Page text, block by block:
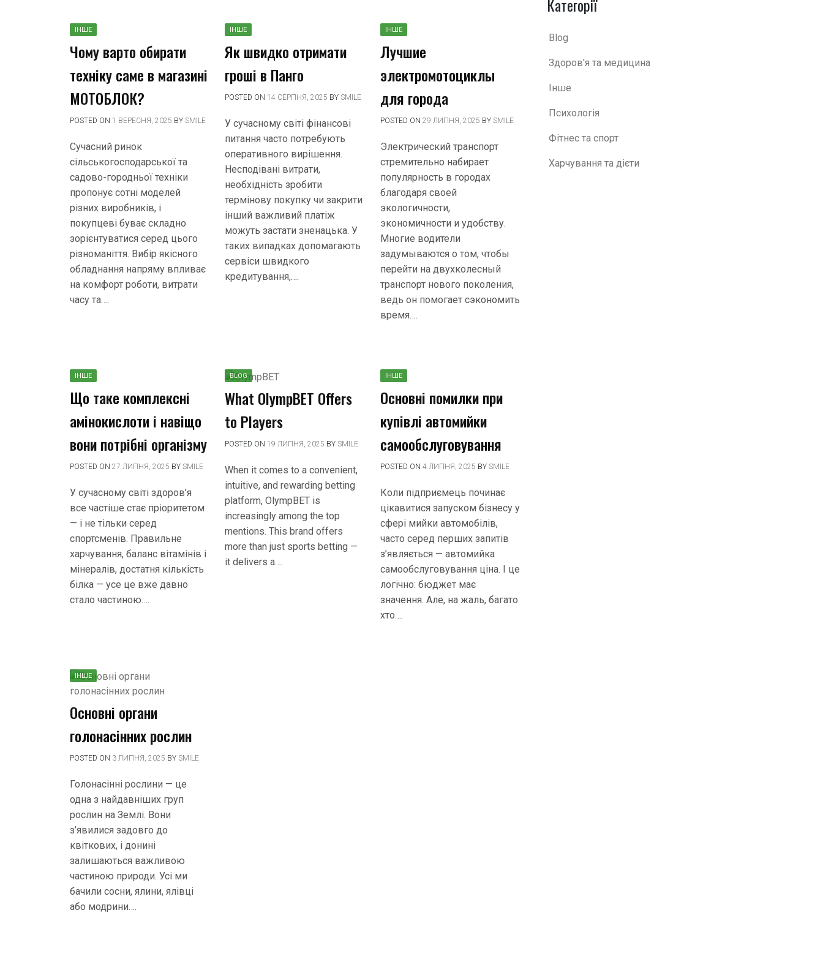
ІНШЕ
Чому варто обирати
техніку саме в магазині
МОТОБЛОК?
POSTED ON 1 ВЕРЕСНЯ, 2025 BY SMILE
Сучасний ринок
сільськогосподарської та
садово-городньої техніки
пропонує сотні моделей
різних виробників, і
покупцеві буває складно
зорієнтуватися серед цього
різноманіття. Вибір якісного
обладнання напряму впливає
на комфорт роботи, витрати
часу та….
ІНШЕ
Як швидко отримати
гроші в Панго
POSTED ON 14 СЕРПНЯ, 2025 BYSMILE
У сучасному світі фінансові
питання часто потребують
оперативного вирішення.
Несподівані витрати,
необхідність зробити
термінову покупку чи закрити
інший важливий платіж
можуть застати зненацька. У
таких випадках допомагають
сервіси швидкого
кредитування,….
ІНШЕ
Лучшие
электромотоциклы
для города
POSTED ON 29 ЛИПНЯ, 2025 BY SMILE
Электрический транспорт
стремительно набирает
популярность в городах
благодаря своей
экологичности,
экономичности и удобству.
Многие водители
задумываются о том, чтобы
перейти на двухколесный
транспорт нового поколения,
ведь он помогает сэкономить
время….
ІНШЕ
Що таке комплексні
амінокислоти і навіщо
вони потрібні організму
POSTED ON 27 ЛИПНЯ, 2025 BY SMILE
У сучасному світі здоров’я
все частіше стає пріоритетом
— і не тільки серед
спортсменів. Правильне
харчування, баланс вітамінів і
мінералів, достатня кількість
білка — усе це вже давно
стало частиною….
BLOG
What OlympBET Offers
to Players
POSTED ON 19 ЛИПНЯ, 2025 BYSMILE
When it comes to a convenient,
intuitive, and rewarding betting
platform, OlympBET is
increasingly among the top
mentions. This brand offers
more than just sports betting —
it delivers a….
ІНШЕ
Основні помилки при
купівлі автомийки
самообслуговування
POSTED ON 4 ЛИПНЯ, 2025 BY SMILE
Коли підприємець починає
цікавитися запуском бізнесу у
сфері мийки автомобілів,
часто серед перших запитів
з’являється — автомийка
самообслуговування ціна. І це
логічно: бюджет має
значення. Але, на жаль, багато
хто….
ІНШЕ
Основні органи
голонасінних рослин
POSTED ON 3 ЛИПНЯ, 2025 BY SMILE
Голонасінні рослини — це
одна з найдавніших груп
рослин на Землі. Вони
з’явилися задовго до
квіткових, і донині
залишаються важливою
частиною природи. Усі ми
бачили сосни, ялини, ялівці
або модрини….
Категорії
Blog
Здоров'я та медицина
Інше
Психологія
Фітнес та спорт
Харчування та дієти